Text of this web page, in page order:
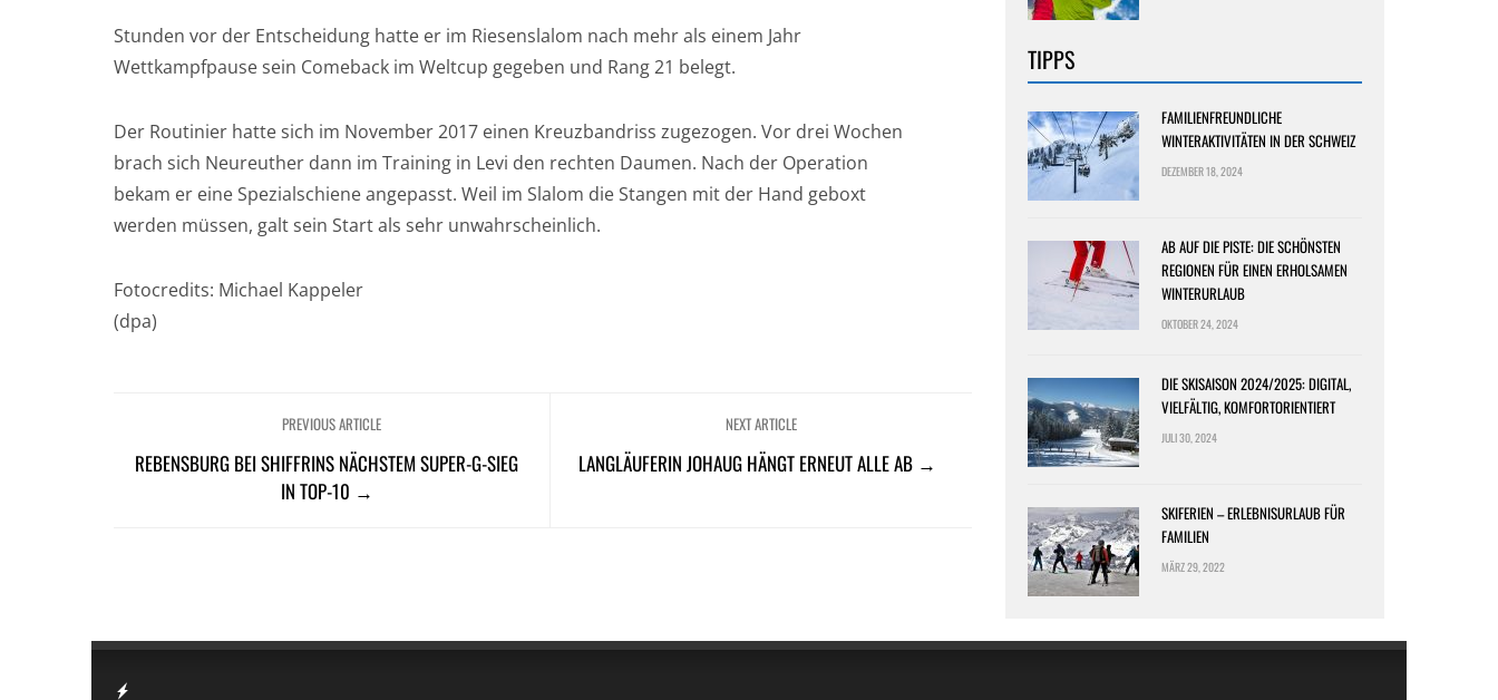
Stunden vor der Entscheidung hatte er im Riesenslalom nach mehr als einem Jahr
Wettkampfpause sein Comeback im Weltcup gegeben und Rang 21 belegt.
Der Routinier hatte sich im November 2017 einen Kreuzbandriss zugezogen. Vor drei Wochen
brach sich Neureuther dann im Training in Levi den rechten Daumen. Nach der Operation
bekam er eine Spezialschiene angepasst. Weil im Slalom die Stangen mit der Hand geboxt
werden müssen, galt sein Start als sehr unwahrscheinlich.
Fotocredits: Michael Kappeler
(dpa)
PREVIOUS ARTICLE
REBENSBURG BEI SHIFFRINS NÄCHSTEM SUPER-G-SIEG
IN TOP-10 →
NEXT ARTICLE
LANGLÄUFERIN JOHAUG HÄNGT ERNEUT ALLE AB →
TIPPS
FAMILIENFREUNDLICHE
WINTERAKTIVITÄTEN IN DER SCHWEIZ
DEZEMBER 18, 2024
AB AUF DIE PISTE: DIE SCHÖNSTEN
REGIONEN FÜR EINEN ERHOLSAMEN
WINTERURLAUB
OKTOBER 24, 2024
DIE SKISAISON 2024/2025: DIGITAL,
VIELFÄLTIG, KOMFORTORIENTIERT
JULI 30, 2024
SKIFERIEN – ERLEBNISURLAUB FÜR
FAMILIEN
MÄRZ 29, 2022